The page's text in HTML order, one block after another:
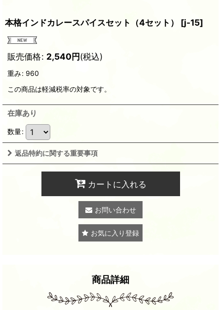
本格インドカレースパイスセット（4セット） [j-15]
販売価格: 2,540円(税込)
重み: 960
この商品は軽減税率の対象です。
在庫あり
数量:
返品特約に関する重要事項
カートに入れる
お問い合わせ
お気に入り登録
商品詳細